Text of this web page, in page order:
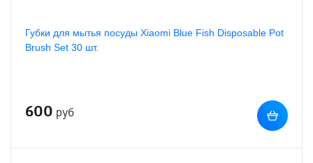
Губки для мытья посуды Xiaomi Blue Fish Disposable Pot
Brush Set 30 шт.
600 руб